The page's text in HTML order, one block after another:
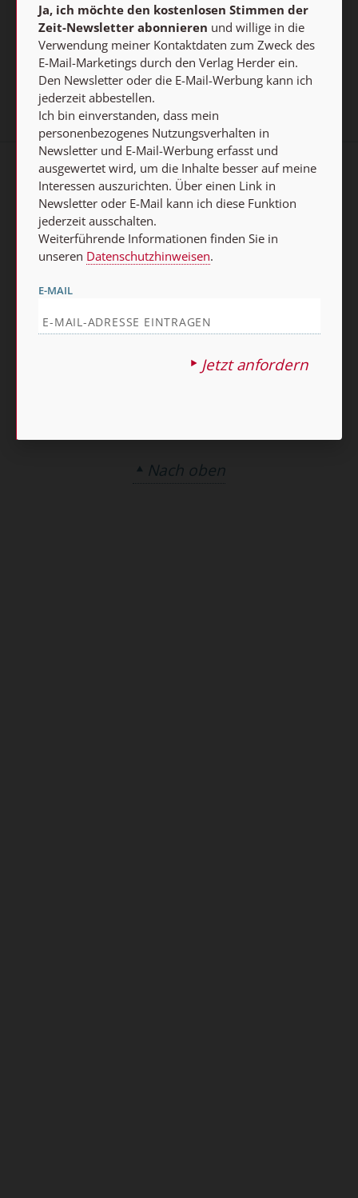
Jetzt anmelden
AGB und Widerrufsbelehrung Datenschutz
Barrierefreiheit Impressum
Vertrag widerrufen
Nach oben
Ja, ich möchte den kostenlosen Stimmen der
Zeit-Newsletter abonnieren und willige in die
Verwendung meiner Kontaktdaten zum Zweck des
E-Mail-Marketings durch den Verlag Herder ein.
Den Newsletter oder die E-Mail-Werbung kann ich
jederzeit abbestellen.
Ich bin einverstanden, dass mein
personenbezogenes Nutzungsverhalten in
Newsletter und E-Mail-Werbung erfasst und
ausgewertet wird, um die Inhalte besser auf meine
Interessen auszurichten. Über einen Link in
Newsletter oder E-Mail kann ich diese Funktion
jederzeit ausschalten.
Weiterführende Informationen finden Sie in
unseren Datenschutzhinweisen.
E-MAIL
Jetzt anfordern